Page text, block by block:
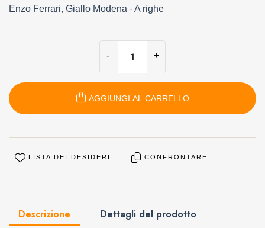
Enzo Ferrari, Giallo Modena - A righe
AGGIUNGI AL CARRELLO
LISTA DEI DESIDERI CONFRONTARE
Descrizione
Dettagli del prodotto